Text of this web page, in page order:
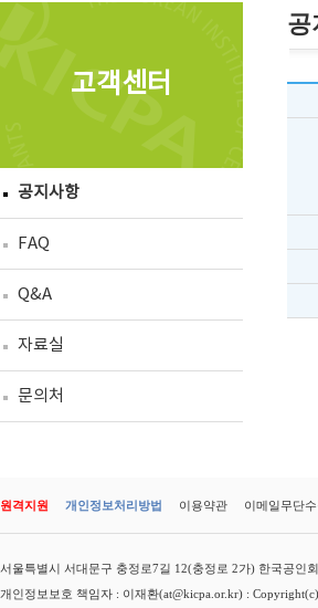
고객센터
공지사항
FAQ
Q&A
자료실
문의처
공
원격지원 개인정보처리방법 이용약관 이메일무단
서울특별시 서대문구 충정로7길 12(충정로 2가) 한국공인
개인정보보호 책임자 : 이재환(at@kicpa.or.kr) : Copyright(c)